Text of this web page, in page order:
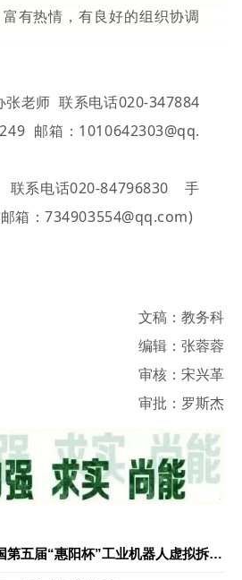
有热情，有良好的组织协调
张老师 联系电话020-347884
邮箱：1010642303@qq.
系电话020-84796830 手
箱：734903554@qq.com)
文稿：教务科
编辑：张蓉蓉
审核：宋兴革
审批：罗斯杰
上一篇：我校师生在全国第五届“惠阳杯”工业机器人虚拟拆装线上大赛中荣获特等奖